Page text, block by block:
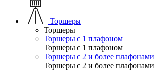
Торшеры
Торшеры
Торшеры с 1 плафоном
Торшеры с 1 плафоном
Торшеры с 2 и более плафонами
Торшеры с 2 и более плафонами